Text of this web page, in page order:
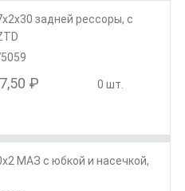
задней рессоры, с
₽ 0 шт.
МАЗ с юбкой и насечкой,